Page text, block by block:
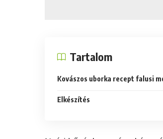
Tartalom
Kovászos uborka recept falusi
Elkészítés